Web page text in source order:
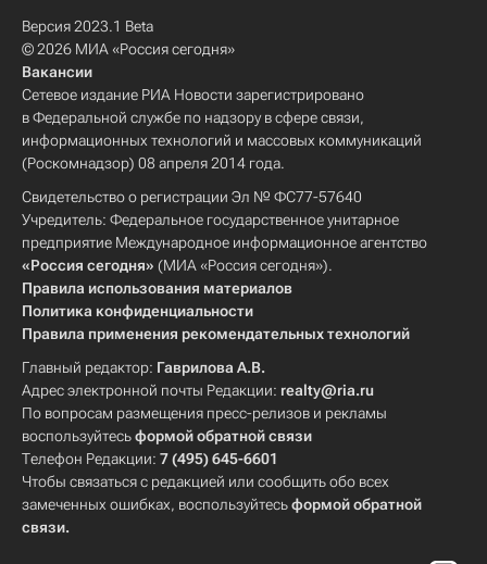
Версия 2023.1 Beta
© 2026 МИА «Россия сегодня»
Вакансии
Сетевое издание РИА Новости зарегистрировано
в Федеральной службе по надзору в сфере связи,
информационных технологий и массовых коммуникаций
(Роскомнадзор) 08 апреля 2014 года.
Свидетельство о регистрации Эл № ФС77-57640
Учредитель: Федеральное государственное унитарное
предприятие Международное информационное агентство
«Россия сегодня» (МИА «Россия сегодня»).
Правила использования материалов
Политика конфиденциальности
Правила применения рекомендательных технологий
Главный редактор: Гаврилова А.В.
Адрес электронной почты Редакции: realty@ria.ru
По вопросам размещения пресс-релизов и рекламы
воспользуйтесьформой обратной связи
Телефон Редакции: 7 (495) 645-6601
Чтобы связаться с редакцией или сообщить обо всех
замеченных ошибках, воспользуйтесьформой обратной
связи.